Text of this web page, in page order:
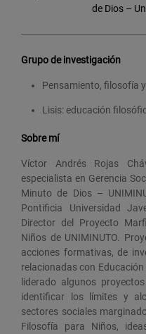
de Dios –
Grupo de investigación
Pensamiento, filosofía
Lisis: educación
Sobre mí
Víctor Andrés Rojas
especialista en Gerencia
Minuto de Dios –
Pontificia Universidad
Director del Proyecto
Niños de UNIMINUTO.
acciones formativas, de
relacionadas con
liderado algunos
identificar los límites y
sectores sociales
Filosofía para Niños,